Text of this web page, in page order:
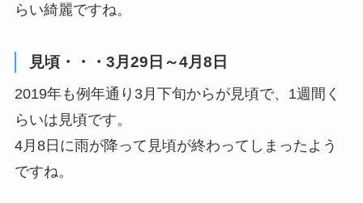
らい綺麗ですね。
見頃・・・3月29日～4月8日
2019年も例年通り3月下旬からが見頃で、1週間く
らいは見頃です。
4月8日に雨が降って見頃が終わってしまったよう
ですね。